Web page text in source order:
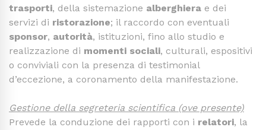
trasporti, della sistemazione alberghiera e dei
servizi di ristorazione; il raccordo con eventuali
sponsor, autorità, istituzioni, fino allo studio e
realizzazione di momenti sociali, culturali, espositivi
o conviviali con la presenza di testimonial
d’eccezione, a coronamento della manifestazione.
Gestione della segreteria scientifica (ove presente)
Prevede la conduzione dei rapporti con i relatori, la